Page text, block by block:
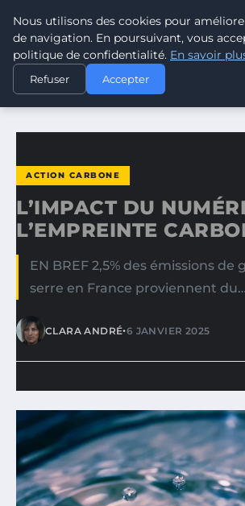
CLIMATE RESPONSE
ACCUEIL
ACTION CARBONE
L’IMPACT DU NUMÉRIQUE SUR
ACTION CARBONE
L’IMPACT DU
L’EMPREINTE
EN BREF 2,5% des émissions de
serre en France proviennent du…
CLARA ANDRÉ•6 JANVIER 2025
Nous utilisons des cookies pour
de navigation. En poursuivant, vous
politique de confidentialité. En savoir
Refuser Accepter